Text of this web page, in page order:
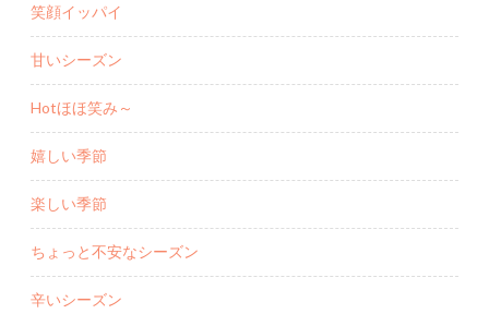
笑顔イッパイ
甘いシーズン
Hotほほ笑み～
嬉しい季節
楽しい季節
ちょっと不安なシーズン
辛いシーズン